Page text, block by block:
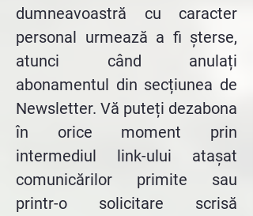
dumneavoastră cu caracter
personal urmează a fi șterse,
atunci când anulați
abonamentul din secțiunea de
Newsletter. Vă puteți dezabona
în orice moment prin
intermediul link-ului atașat
comunicărilor primite sau
printr-o solicitare scrisă